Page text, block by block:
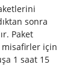
sonra
Paket
misafirler için
1 saat 15